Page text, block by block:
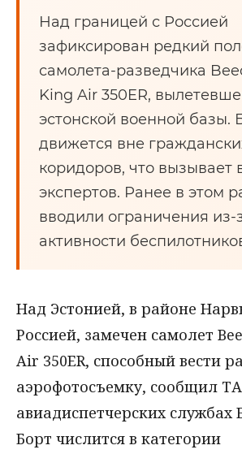
Над границей с Россией
зафиксирован редкий
самолета-разведчика
King Air 350ER,
эстонской военной базы.
движется вне
коридоров, что вызывает
экспертов. Ранее в этом
вводили ограничения из-
активности
Над Эстонией, в районе
Россией, замечен самолет
Air 350ER, способный вести
аэрофотосъемку, сообщил
авиадиспетчерских службах
Борт числится в категории